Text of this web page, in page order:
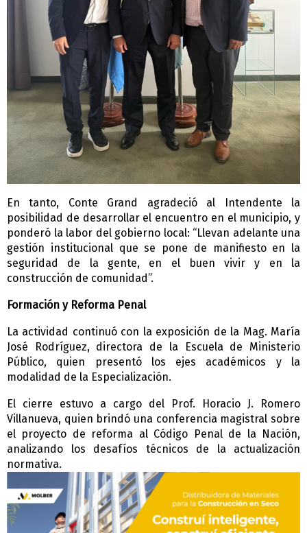
En tanto, Conte Grand agradeció al Intendente la
posibilidad de desarrollar el encuentro en el municipio, y
ponderó la labor del gobierno local: “Llevan adelante una
gestión institucional que se pone de manifiesto en la
seguridad de la gente, en el buen vivir y en la
construcción de comunidad”.
Formación y Reforma Penal
La actividad continuó con la exposición de la Mag. María
José Rodríguez, directora de la Escuela de Ministerio
Público, quien presentó los ejes académicos y la
modalidad de la Especialización.
El cierre estuvo a cargo del Prof. Horacio J. Romero
Villanueva, quien brindó una conferencia magistral sobre
el proyecto de reforma al Código Penal de la Nación,
analizando los desafíos técnicos de la actualización
normativa.